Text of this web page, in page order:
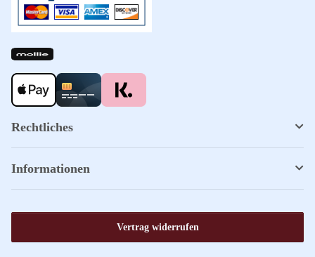
Rechtliches
Informationen
Vertrag widerrufen